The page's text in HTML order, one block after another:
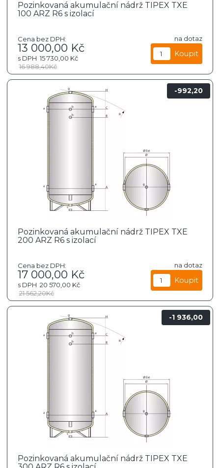
Pozinkovaná akumulační nádrž TIPEX TXE
100 ARZ R6 s izolací
na dotaz
Cena bez DPH:
13 000,00 Kč
s DPH 15 730,00 Kč
16 988,40Kč
Pozinkovaná akumulační nádrž TIPEX TXE
200 ARZ R6 s izolací
na dotaz
Cena bez DPH:
17 000,00 Kč
s DPH 20 570,00 Kč
992,20
21 562,20Kč
Pozinkovaná akumulační nádrž TIPEX TXE
1 936,00